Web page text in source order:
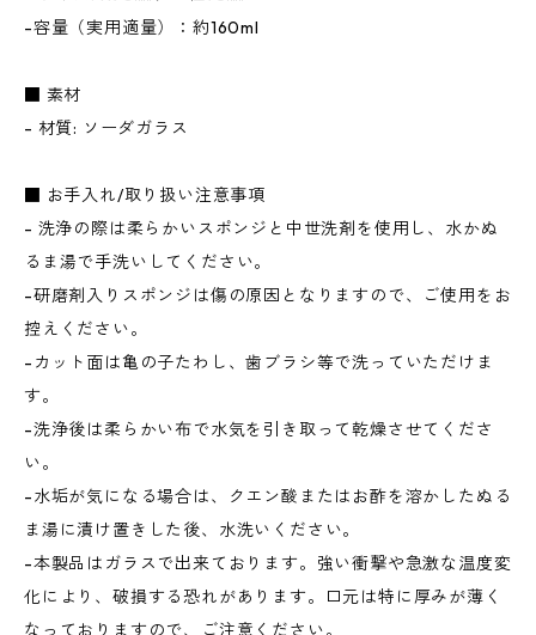
-容量（実用適量）：約160ml
■ 素材
- 材質: ソーダガラス
■ お手入れ/取り扱い注意事項
- 洗浄の際は柔らかいスポンジと中世洗剤を使用し、水かぬ
るま湯で手洗いしてください。
-研磨剤入りスポンジは傷の原因となりますので、ご使用をお
控えください。
-カット面は亀の子たわし、歯ブラシ等で洗っていただけま
す。
-洗浄後は柔らかい布で水気を引き取って乾燥させてくださ
い。
-水垢が気になる場合は、クエン酸またはお酢を溶かしたぬる
ま湯に漬け置きした後、水洗いください。
-本製品はガラスで出来ております。強い衝撃や急激な温度変
化により、破損する恐れがあります。口元は特に厚みが薄く
なっておりますので、ご注意ください。